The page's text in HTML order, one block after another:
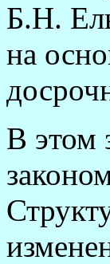
Б.Н.
на
В этом